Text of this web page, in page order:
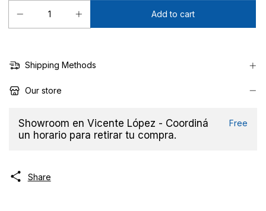
Shipping Methods
Our store
Showroom en Vicente López - Coordiná
un horario para retirar tu compra.
Free
Share